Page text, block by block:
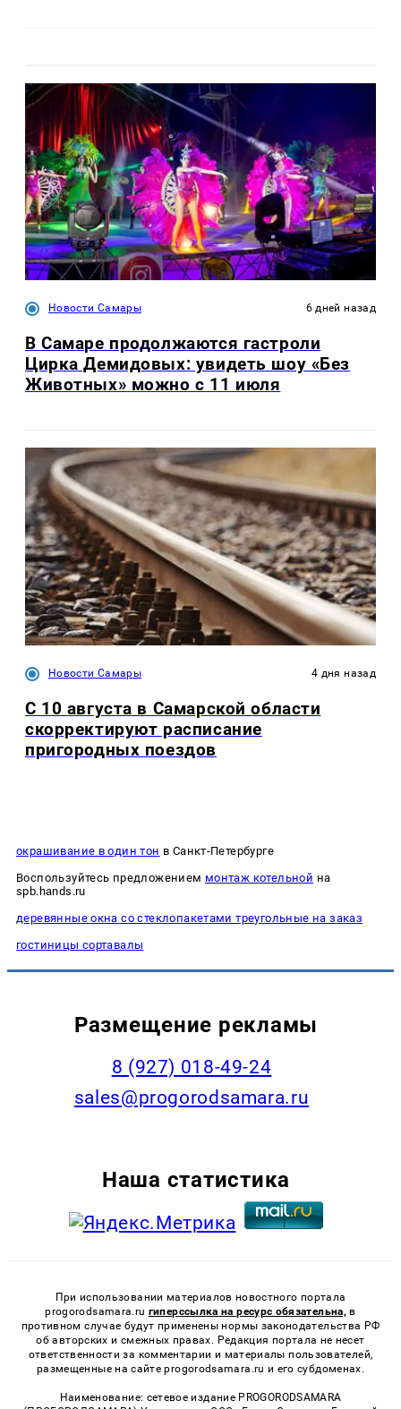
Новости Самары 6 дней назад
В Самаре продолжаются гастроли
Цирка Демидовых: увидеть шоу «Без
Животных» можно с 11 июля
Новости Самары 4 дня назад
С 10 августа в Самарской области
скорректируют расписание
пригородных поездов
окрашивание в один тон в Санкт-Петербурге
Воспользуйтесь предложением монтаж котельной на
spb.hands.ru
деревянные окна со стеклопакетами треугольные на заказ
гостиницы сортавалы
Размещение рекламы
8 (927) 018-49-24
sales@progorodsamara.ru
Наша статистика
При использовании материалов новостного портала
progorodsamara.ru гиперссылка на ресурс обязательна, в
противном случае будут применены нормы законодательства РФ
об авторских и смежных правах. Редакция портала не несет
ответственности за комментарии и материалы пользователей,
размещенные на сайте progorodsamara.ru и его субдоменах.
Наименование: сетевое издание PROGORODSAMARA